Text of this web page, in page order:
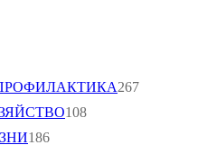
267
108
186